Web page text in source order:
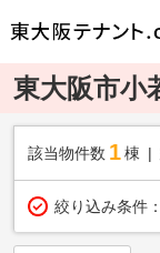
東大阪市小
該当物件数 1棟
絞り込み条件：